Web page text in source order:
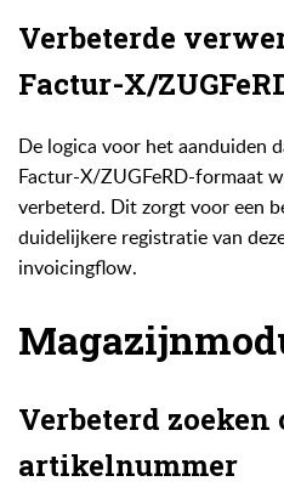
Verbeterde
Factur-X/
De logica voor het aanduiden
Factur-X/ZUGFeRD-formaat
verbeterd. Dit zorgt voor een
duidelijkere registratie van
invoicingflow.
Verbeterd zoeken
artikelnummer